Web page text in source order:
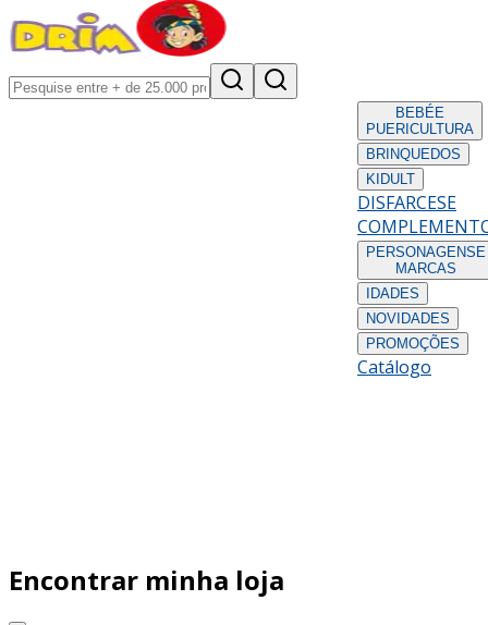
BEBÉE
PUERICULTURA
BRINQUEDOS
KIDULT
DISFARCESE
PERSONAGENS E
MARCAS
IDADES
NOVIDADES
PROMOÇÕES
Catálogo
Encontrar minha loja